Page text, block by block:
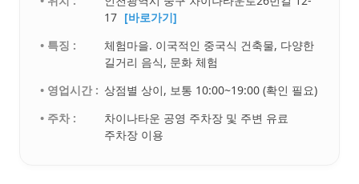
17 [바로가기]
• 특징 :
체험마을. 이국적인 중국식 건축물, 다양한
길거리 음식, 문화 체험
• 영업시간 : 상점별 상이, 보통 10:00~19:00 (확인 필요)
• 주차 :
차이나타운 공영 주차장 및 주변 유료
주차장 이용